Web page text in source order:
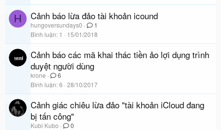
H Cảnh báo lừa đảo tài khoản icound
hungoversundays0
1
Bình luận 1 15/01/2018
Cảnh báo các mã khai thác tiền ảo lợi dụng trình
duyệt người dùng
krone
6
Bình luận 6 28/10/2017
Cảnh giác chiêu lừa đảo "tài khoản iCloud đang
bị tấn công"
Kubi Kubo
0